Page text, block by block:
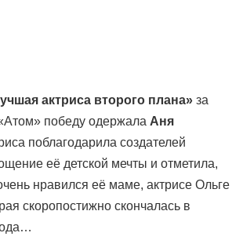
актриса второго плана» за
победу одержала Аня
поблагодарила создателей
её детской мечты и отметила,
нравился её маме, актрисе Ольге
скоропостижно скончалась в